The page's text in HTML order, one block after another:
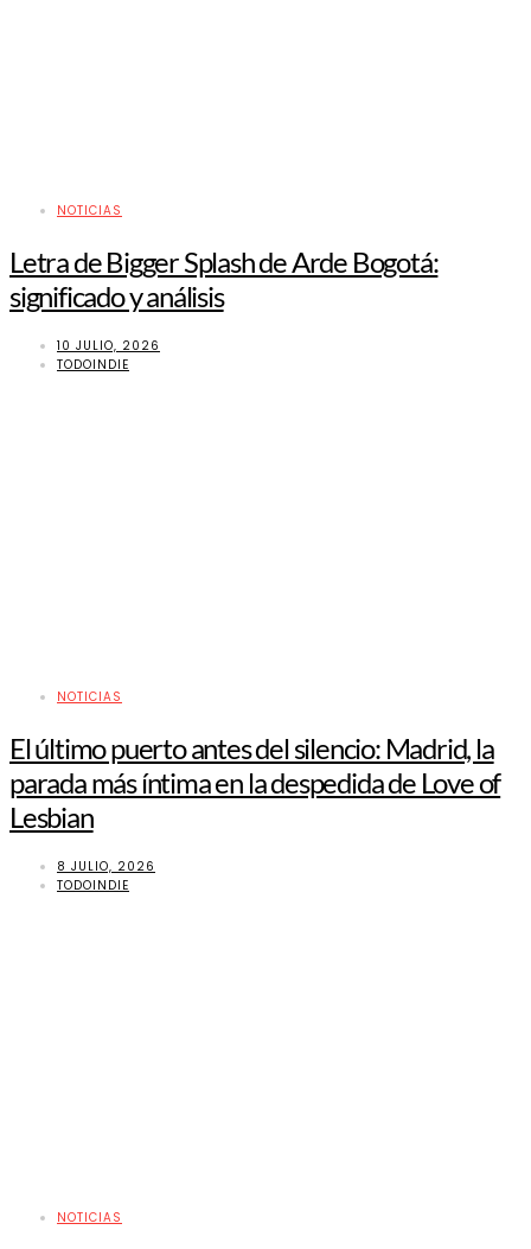
NOTICIAS
Letra de Bigger Splash de Arde Bogotá:
significado y análisis
10 JULIO, 2026
TODOINDIE
NOTICIAS
El último puerto antes del silencio: Madrid, la
parada más íntima en la despedida de Love of
Lesbian
8 JULIO, 2026
TODOINDIE
NOTICIAS